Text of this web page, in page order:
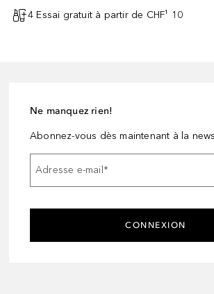
4 Essai gratuit à partir de CHF¹ 10
Ne manquez rien!
Abonnez-vous dès maintenant à la
Adresse e-mail*
CONNEXION